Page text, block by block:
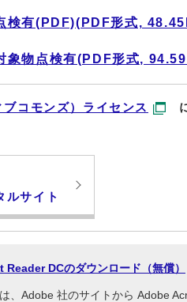
検有(PDF)(PDF形式,
象物点検有(PDF形式,
コモンズ）ライセンス
ルサイト
DCのダウンロード（無償）
、Adobe 社のサイトから Adobe